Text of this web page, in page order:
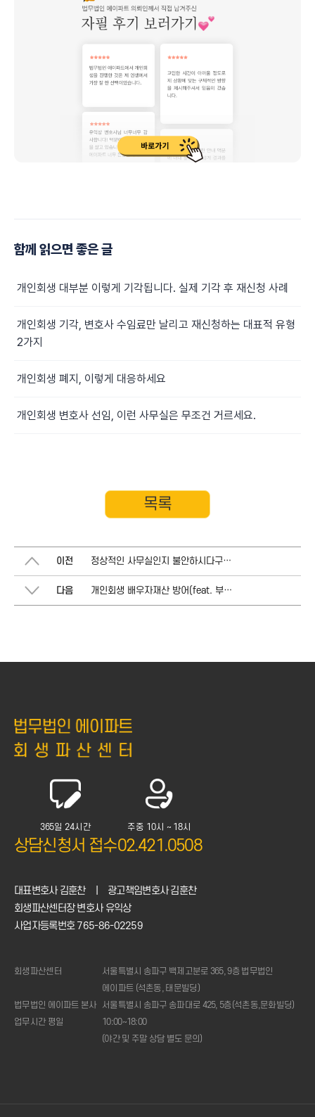
함께 읽으면 좋은 글
개인회생 대부분 이렇게 기각됩니다. 실제 기각 후 재신청 사례
개인회생 기각, 변호사 수임료만 날리고 재신청하는 대표적 유형
2가지
개인회생 폐지, 이렇게 대응하세요
개인회생 변호사 선임, 이런 사무실은 무조건 거르세요.
목록
이전 정상적인 사무실인지 불안하시다구요? 변호사와 직접 방문상담하세요!
다음 개인회생 배우자재산 방어(feat. 부산지방법원)
365일 24시간
상담신청서 접수
주중 10시 ~ 18시
02.421.0508
대표변호사 김훈찬
광고책임변호사 김훈찬
회생파산센터장 변호사 유익상
사업자등록번호 765-86-02259
회생파산센터
서울특별시 송파구 백제고분로 365, 9층 법무법인
에이파트 (석촌동, 태문빌딩)
법무법인 에이파트 본사
서울특별시 송파구 송파대로 425, 5층(석촌동,문화빌딩)
업무시간 평일
10:00~18:00
(야간 및 주말 상담 별도 문의)